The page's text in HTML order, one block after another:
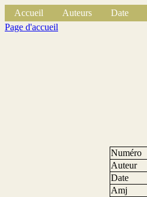
Accueil Auteurs Date
Page d'accueil
Numéro
Auteur
Date
Amj